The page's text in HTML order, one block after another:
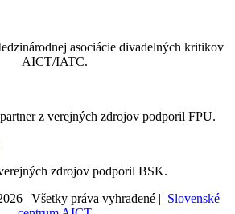
asociácie divadelných kritikov
AICT/IATC.
z verejných zdrojov podporil FPU.
zdrojov podporil BSK.
| Všetky práva vyhradené | Slovenské